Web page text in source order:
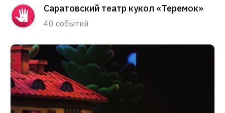
Саратовский театр кукол «Теремок»
40 событий